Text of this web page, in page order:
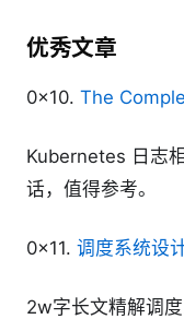
优秀文章
0x10. The
Kubernetes 日志
话，值得参考。
0x11. 调度系统设
2w字长文精解调